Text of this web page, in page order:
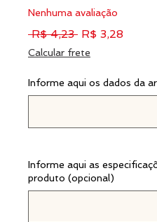
Nenhuma avaliação
R$ 4,23 Preço
R$ 3,28
Calcular frete
Informe aqui os dados da
Informe aqui as
produto (opcional)